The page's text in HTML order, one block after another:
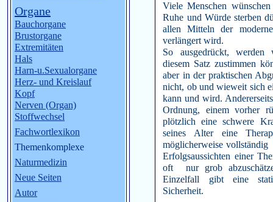
Organe
Bauchorgane
Brustorgane
Extremitäten
Hals
Harn-u.Sexualorgane
Herz- und Kreislauf
Kopf
Nerven (Organ)
Stoffwechsel
Fachwortlexikon
Themenkomplexe
Naturmedizin
Neue Seiten
Autor
Viele Menschen
Ruhe und Würde sterben
allen Mitteln der
verlängert wird.
So ausgedrückt, werden
diesem Satz zustimmen
aber in der praktischen
nicht, ob und wieweit sich
kann und wird.
Ordnung, einem vorher
plötzlich eine schwere
seines Alter eine
möglicherweise vollständig
Erfolgsaussichten einer
oft nur grob
Einzelfall gibt eine
Sicherheit.